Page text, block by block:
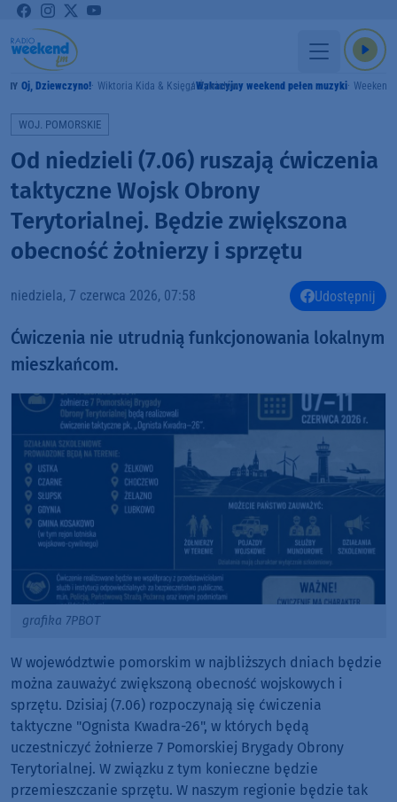
Oj, Dziewczyno! Wiktoria Kida & Księga ŻywiołówWakacyjny weekend pełen muzyki Weekend
WOJ. POMORSKIE
Od niedzieli (7.06) ruszają ćwiczenia
taktyczne Wojsk Obrony
Terytorialnej. Będzie zwiększona
obecność żołnierzy i sprzętu
niedziela, 7 czerwca 2026, 07:58 Udostępnij
Ćwiczenia nie utrudnią funkcjonowania lokalnym
mieszkańcom.
grafika 7PBOT
W województwie pomorskim w najbliższych dniach będzie
można zauważyć zwiększoną obecność wojskowych i
sprzętu. Dzisiaj (7.06) rozpoczynają się ćwiczenia
taktyczne "Ognista Kwadra-26", w których będą
uczestniczyć żołnierze 7 Pomorskiej Brygady Obrony
Terytorialnej. W związku z tym konieczne będzie
przemieszczanie sprzętu. W naszym regionie będzie tak